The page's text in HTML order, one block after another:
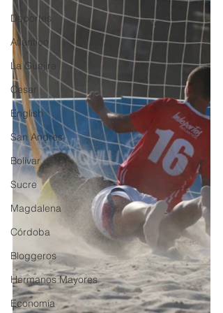
Deportes
Atlántico
La Guajira
Cesar
English
San Andres
Bolívar
Sucre
Magdalena
Córdoba
Bloggeros
Hermanos Mayores
Economía